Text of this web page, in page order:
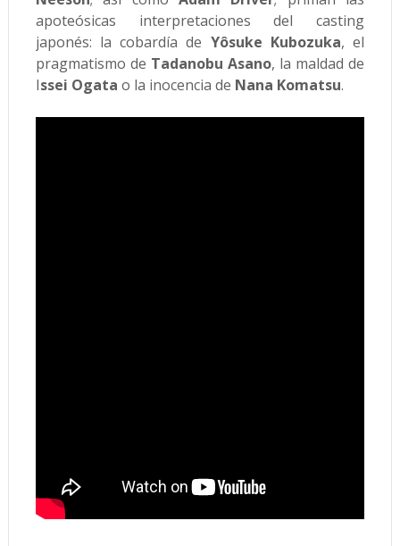
apoteósicas interpretaciones del casting
japonés: la cobardía de Yôsuke Kubozuka, el
pragmatismo de Tadanobu Asano, la maldad de
Issei Ogata o la inocencia de Nana Komatsu.